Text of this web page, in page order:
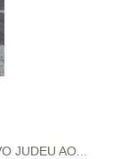
JUDEU AO...